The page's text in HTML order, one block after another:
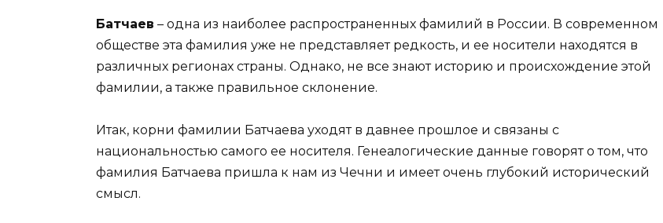
Батчаев – одна из наиболее распространенных фамилий в России. В современном
обществе эта фамилия уже не представляет редкость, и ее носители находятся в
различных регионах страны. Однако, не все знают историю и происхождение этой
фамилии, а также правильное склонение.
Итак, корни фамилии Батчаева уходят в давнее прошлое и связаны с
национальностью самого ее носителя. Генеалогические данные говорят о том, что
фамилия Батчаева пришла к нам из Чечни и имеет очень глубокий исторический
смысл.